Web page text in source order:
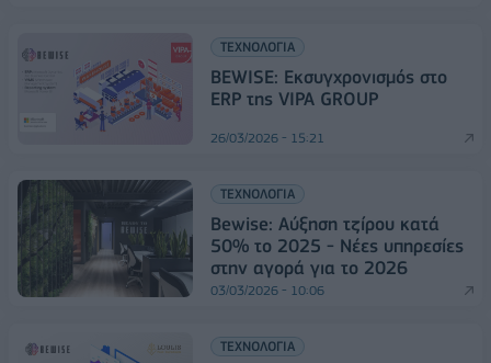
ΤΕΧΝΟΛΟΓΙΑ
BEWISE: Εκσυγχρονισμός στο
ERP της VIPA GROUP
26/03/2026 - 15:21
ΤΕΧΝΟΛΟΓΙΑ
Bewise: Αύξηση τζίρου κατά
50% το 2025 - Νέες υπηρεσίες
στην αγορά για το 2026
03/03/2026 - 10:06
ΤΕΧΝΟΛΟΓΙΑ